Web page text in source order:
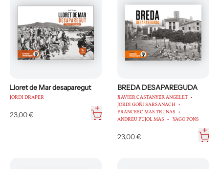
Lloret de Mar desaparegut
JORDI DRAPER
23,00 €
BREDA DESAPAREGUDA
XAVIER CASTANYER ANGELET
JORDI GOÑI SARSANACH
FRANCESC MAS TRUNAS
ANDREU PUJOL MAS
YAGO PONS
23,00 €